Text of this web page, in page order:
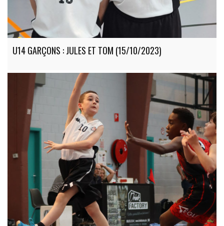
U14 GARÇONS : JULES ET TOM (15/10/2023)